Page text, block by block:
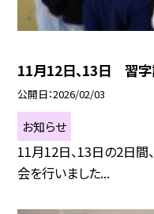
11月12日、13日 習
公開日 2026/02/03
お知らせ
11月12日、13日の2日間
会を行いました...